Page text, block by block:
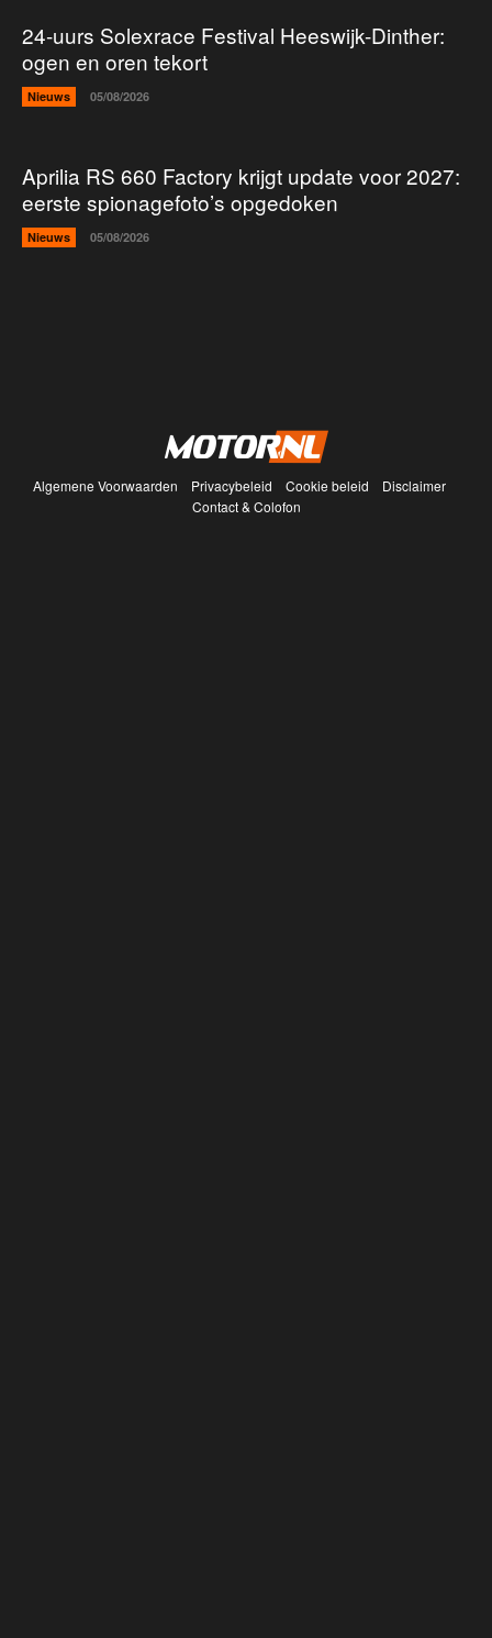
24-uurs Solexrace Festival Heeswijk-Dinther:
ogen en oren tekort
Nieuws 05/08/2026
Aprilia RS 660 Factory krijgt update voor 2027:
eerste spionagefoto’s opgedoken
Nieuws 05/08/2026
Algemene Voorwaarden Privacybeleid Cookie beleid
Disclaimer
Contact & Colofon